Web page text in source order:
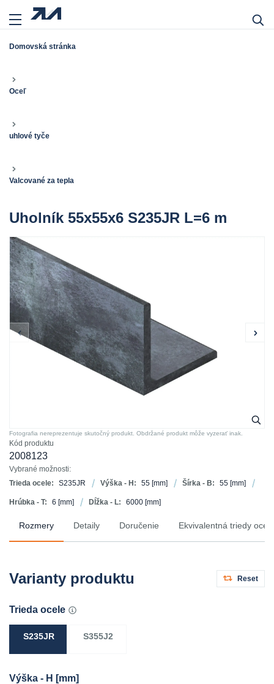
Domovská stránka
Oceľ
uhlové tyče
Valcované za tepla
Uholník 55x55x6 S235JR L=6 m
Kód produktu
2008123
Vybrané možnosti:
Trieda ocele:
S235JR Výška - H: 55 [mm] Šírka - B: 55 [mm]
Hrúbka - T: 6 [mm] Dĺžka - L: 6000 [mm]
Fotografia nereprezentuje skutočný produkt. Obdržané produkt môže vyzerať inak.
Rozmery Detaily Doručenie Ekvivalentná triedy ocele
Varianty produktu Reset
Trieda ocele
S235JR S355J2
Výška - H [mm]